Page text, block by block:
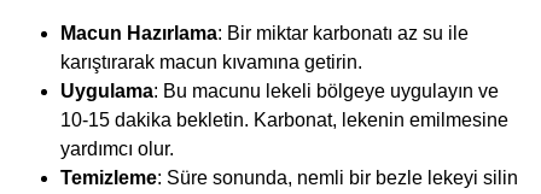
Macun Hazırlama: Bir miktar karbonatı az su ile
karıştırarak macun kıvamına getirin.
Uygulama: Bu macunu lekeli bölgeye uygulayın ve
10-15 dakika bekletin. Karbonat, lekenin emilmesine
yardımcı olur.
Temizleme: Süre sonunda, nemli bir bezle lekeyi silin